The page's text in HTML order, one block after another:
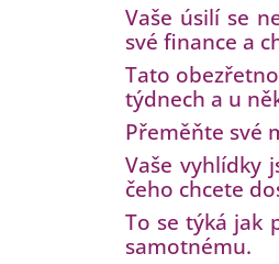
Vaše úsilí se
své finance a
Tato
týdnech a u
Přeměňte své
Vaše vyhlídky
čeho chcete
To se týká jak
samotnému.